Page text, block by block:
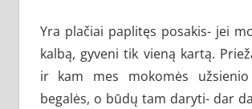
Yra plačiai paplitęs posakis- jei
kalbą, gyveni tik vieną kartą.
ir kam mes mokomės
begalės, o būdų tam daryti- dar